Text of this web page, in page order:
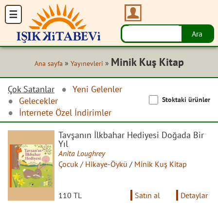
Ana sayfa » Yayınevleri » Minik Kuş Kitap
Çok Satanlar
Yeni Gelenler
Gelecekler
İnternete Özel İndirimler
Stoktaki ürünler
Tavşanın İlkbahar Hediyesi Doğada Bir
Yıl
Anita Loughrey
Çocuk / Hikaye-Öykü / Minik Kuş Kitap
110 TL Satın al Detaylar